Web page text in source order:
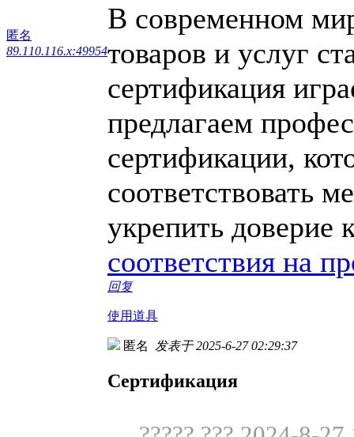
匿名
89.110.116.x:49954
В современном
товаров и услуг
сертификация
предлагаем
сертификации,
соответствовать
укрепить доверие
соответствия на
回复
使用道具
匿名 发表于 2025-6-27 02:29:37
Сертификация